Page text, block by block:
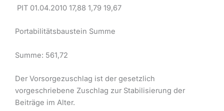
PIT 01.04.2010 17,88 1,79 19,67
Portabilitätsbaustein Summe
Summe: 561,72
Der Vorsorgezuschlag ist der gesetzlich
vorgeschriebene Zuschlag zur Stabilisierung der
Beiträge im Alter.